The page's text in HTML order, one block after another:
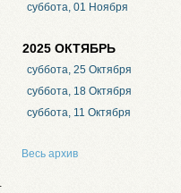
суббота, 01 Ноября
2025 ОКТЯБРЬ
суббота, 25 Октября
суббота, 18 Октября
суббота, 11 Октября
Весь архив